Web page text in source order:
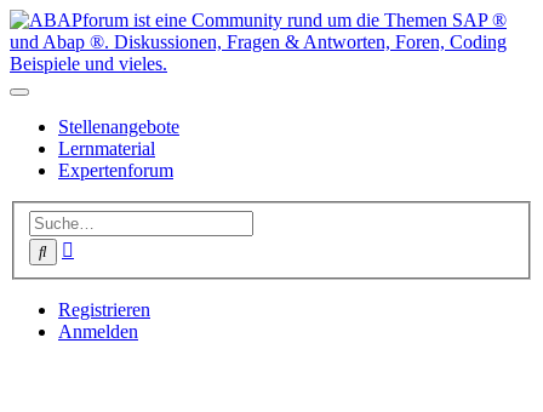
Stellenangebote
Lernmaterial
Expertenforum
Suche
Registrieren
Anmelden